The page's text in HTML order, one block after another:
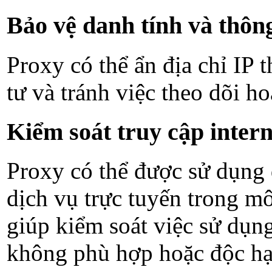
Bảo vệ danh tính và
Proxy có thể ẩn địa chỉ IP
tư và tránh việc theo dõi
Kiểm soát truy cập
Proxy có thể được sử
dịch vụ trực tuyến trong
giúp kiểm soát việc sử
không phù hợp hoặc độc